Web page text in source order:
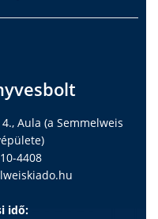
Aula (a Semmelweis
4408
idő: